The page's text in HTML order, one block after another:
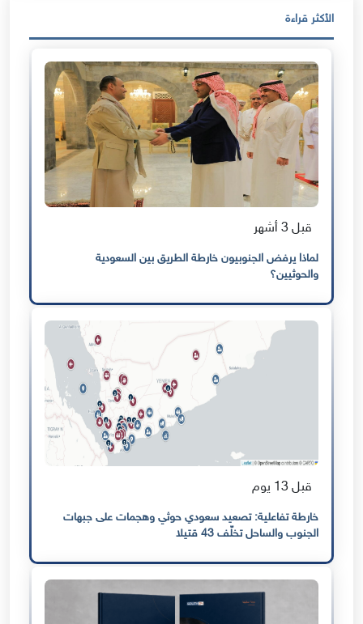
الأكثر قراءة
قبل 3 أشهر
لماذا يرفض الجنوبيون خارطة الطريق بين السعودية
والحوثيين؟
قبل 13 يوم
خارطة تفاعلية: تصعيد سعودي حوثي وهجمات على جبهات
الجنوب والساحل تخلّف 43 قتيلا